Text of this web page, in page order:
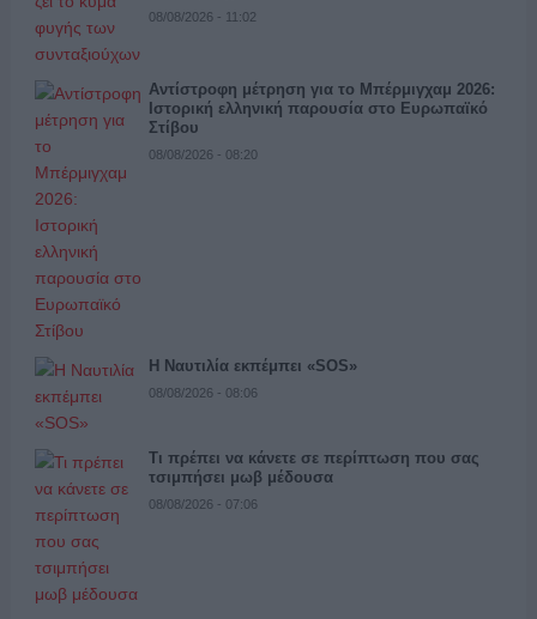
08/08/2026 - 11:02
Αντίστροφη μέτρηση για το Μπέρμιγχαμ 2026:
Ιστορική ελληνική παρουσία στο Ευρωπαϊκό
Στίβου
08/08/2026 - 08:20
Η Ναυτιλία εκπέμπει «SOS»
08/08/2026 - 08:06
Τι πρέπει να κάνετε σε περίπτωση που σας
τσιμπήσει μωβ μέδουσα
08/08/2026 - 07:06